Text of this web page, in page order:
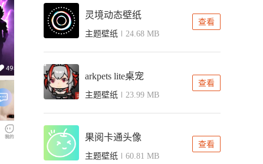
灵境动态壁纸
主题壁纸 24.68 MB
查看
arkpets lite桌宠
主题壁纸 23.99 MB
查看
果阅卡通头像
主题壁纸 60.81 MB
查看